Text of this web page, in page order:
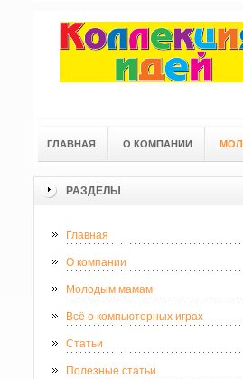
ГЛАВНАЯ О КОМПАНИИ
РАЗДЕЛЫ
Главная
О компании
Молодым мамам
Всё о компьютерных играх
Статьи
Полезные статьи